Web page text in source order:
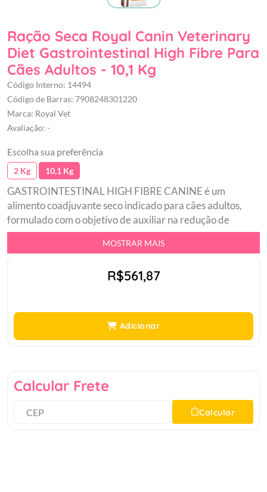
Ração Seca Royal Canin Veterinary
Diet Gastrointestinal High Fibre Para
Cães Adultos - 10,1 Kg
Código Interno: 14494
Código de Barras: 7908248301220
Marca: Royal Vet
Avaliação: -
Escolha sua preferência
2 Kg 10,1 Kg
GASTROINTESTINAL HIGH FIBRE CANINE é um
alimento coadjuvante seco indicado para cães adultos,
formulado com o objetivo de auxiliar na redução de
distúrbios gastrointestinais agudos ou crônicos. Alto teor
MOSTRAR MAIS
R$561,87
Adicionar
Calcular Frete
Calcular